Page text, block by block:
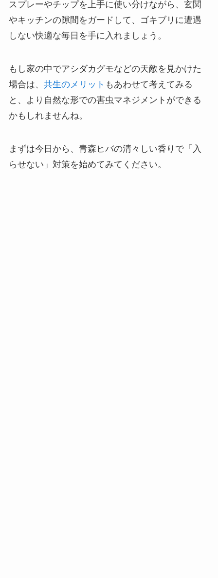
スプレーやチップを上手に使い分けながら、玄関
やキッチンの隙間をガードして、ゴキブリに遭遇
しない快適な毎日を手に入れましょう。
もし家の中でアシダカグモなどの天敵を見かけた
場合は、 共生のメリット もあわせて考えてみる
と、より自然な形での害虫マネジメントができる
かもしれませんね。
まずは今日から、青森ヒバの清々しい香りで「入
らせない」対策を始めてみてください。